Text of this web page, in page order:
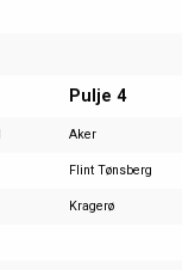
Pulje 4
Aker
Flint Tønsberg
Kragerø